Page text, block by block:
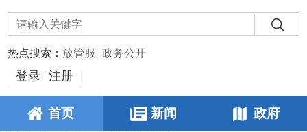
热点搜索： 放管服 政务公开
登录 注册
首页 新闻 政府